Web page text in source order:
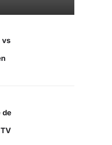
vs
de